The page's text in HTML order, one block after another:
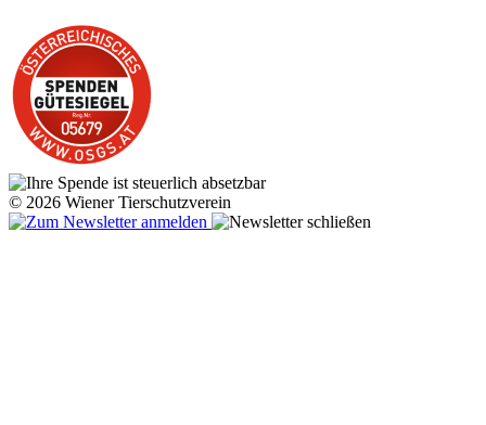
© 2026 Wiener Tierschutzverein